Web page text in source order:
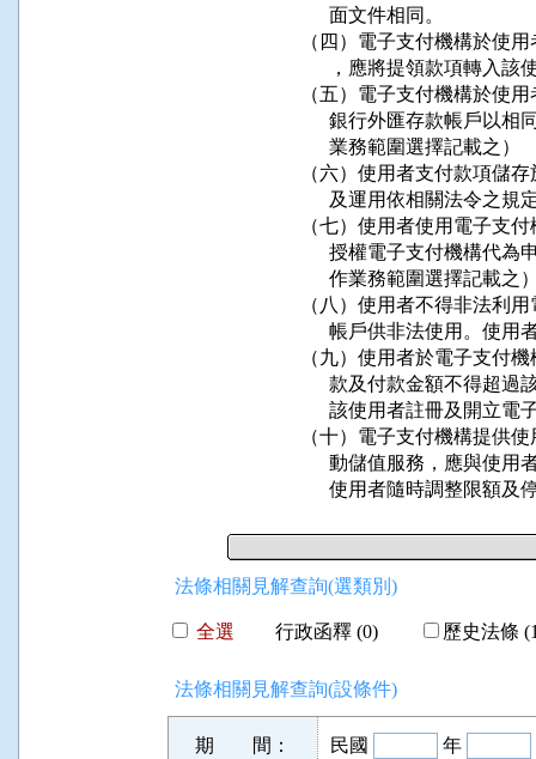
      面文件相同。
（四）電子支付機構於使
，應將提領款項轉入
（五）電子支付機構於使
銀行外匯存款帳戶以
      業務範圍選擇記載之）
（六）使用者支付款項儲
及運用依相關法令之規
（七）使用者使用電子支
授權電子支付機構代
作業務範圍選擇記載之
（八）使用者不得非法利
帳戶供非法使用。使
（九）使用者於電子支付
款及付款金額不得超
該使用者註冊及開立
（十）電子支付機構提供
動儲值服務，應與使
使用者隨時調整限額
法條相關見解查詢(選類別)
全選 行政函釋 (0) 歷史法條
法條相關見解查詢(設條件)
期 間： 民國 年